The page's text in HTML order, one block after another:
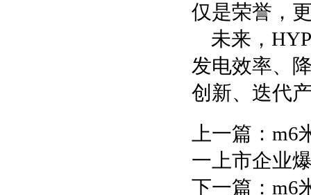
仅是荣誉，
未来，
发电效率、
创新、迭代
上一篇： m6
一上市企业
下一篇： m6